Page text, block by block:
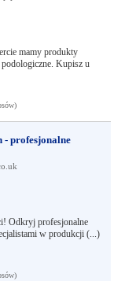
mamy produkty
Kupisz u
- profesjonalne
Odkryj profesjonalne
w produkcji (...)